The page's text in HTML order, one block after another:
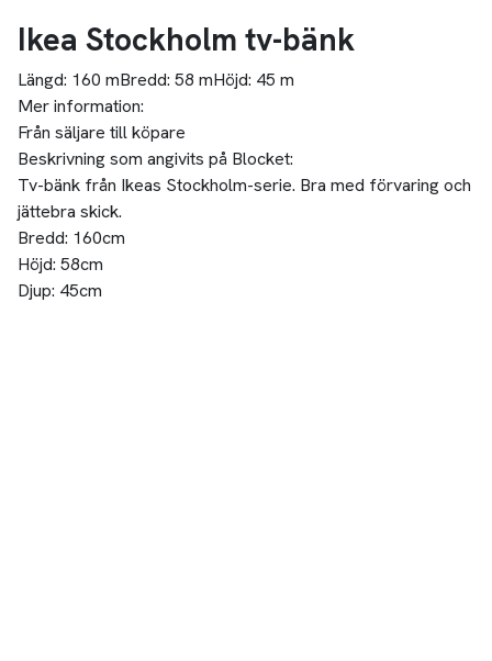
Ikea Stockholm tv-bänk
Längd: 160 mBredd: 58 mHöjd: 45 m
Mer information:
Från säljare till köpare
Beskrivning som angivits på Blocket:
Tv-bänk från Ikeas Stockholm-serie. Bra med förvaring och
jättebra skick.
Bredd: 160cm
Höjd: 58cm
Djup: 45cm